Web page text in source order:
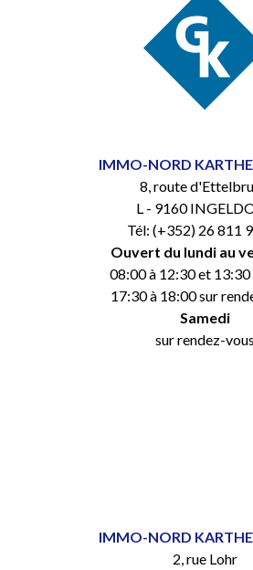
IMMO-NORD
8, route
L - 9160
Tél: (+352) 26 811
Ouvert du lundi au
08:00 à 12:30 et 13:30
17:30 à 18:00 sur
Samedi
sur rendez-vous
IMMO-NORD
2, rue Lohr